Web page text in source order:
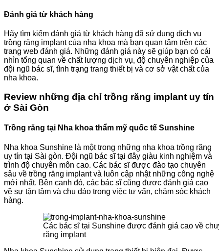
Đánh giá từ khách hàng
Hãy tìm kiếm đánh giá từ khách hàng đã sử dụng dịch vụ
trồng răng implant của nha khoa mà bạn quan tâm trên các
trang web đánh giá. Những đánh giá này sẽ giúp bạn có cái
nhìn tổng quan về chất lượng dịch vụ, độ chuyên nghiệp của
đội ngũ bác sĩ, tình trạng trang thiết bị và cơ sở vật chất của
nha khoa.
Review những địa chỉ trồng răng implant uy tín
ở Sài Gòn
Trồng răng tại Nha khoa thẩm mỹ quốc tế Sunshine
Nha khoa Sunshine là một trong những nha khoa trồng răng
uy tín tại Sài gòn. Đội ngũ bác sĩ tại đây giàu kinh nghiệm và
trình độ chuyên môn cao. Các bác sĩ được đào tạo chuyên
sâu về trồng răng implant và luôn cập nhật những công nghệ
mới nhất. Bên cạnh đó, các bác sĩ cũng được đánh giá cao
về sự tận tâm và chu đáo trong việc tư vấn, chăm sóc khách
hàng.
Các bác sĩ tại Sunshine được đánh giá cao về
răng implant